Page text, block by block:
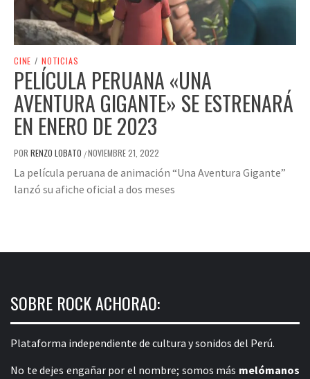
CINE / NOTICIAS
PELÍCULA PERUANA «UNA
AVENTURA GIGANTE» SE ESTRENARÁ
EN ENERO DE 2023
POR RENZO LOBATO /NOVIEMBRE 21, 2022
La película peruana de animación “Una Aventura Gigante”
lanzó su afiche oficial a dos meses
SOBRE ROCK ACHORAO:
Plataforma independiente de cultura y sonidos del Perú.
No te dejes engañar por el nombre; somos más melómanos